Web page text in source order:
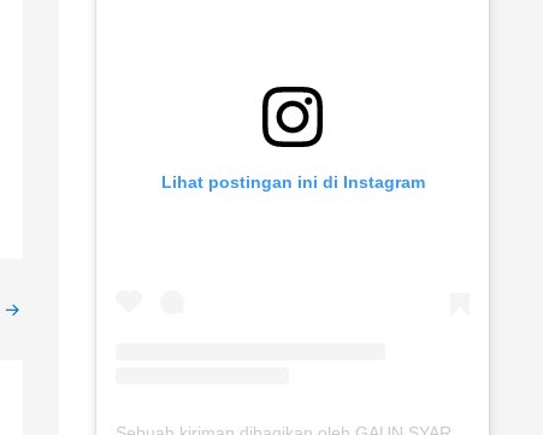
→
Lihat postingan ini di Instagram